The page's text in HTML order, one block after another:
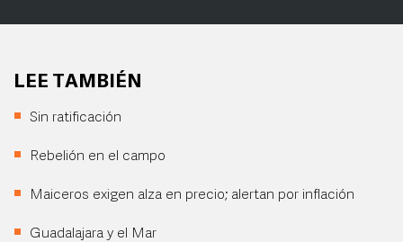
LEE TAMBIÉN
Sin ratificación
Rebelión en el campo
Maiceros exigen alza en precio; alertan por inflación
Guadalajara y el Mar